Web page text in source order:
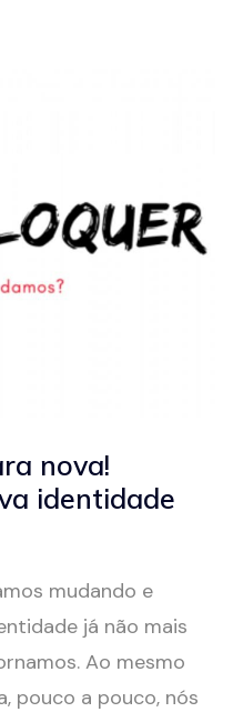
nova!
identidade
mudando e
já não mais
Ao mesmo
pouco a pouco, nós